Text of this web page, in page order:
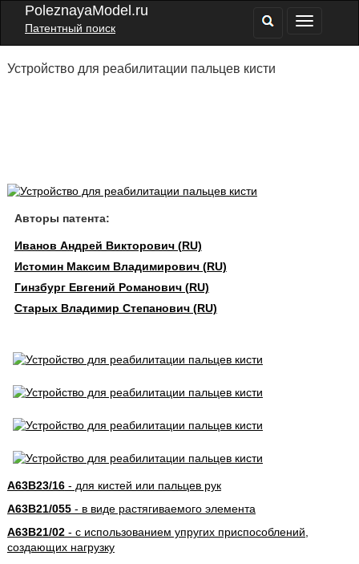
PoleznayaModel.ru
Патентный поиск
Устройство для реабилитации пальцев кисти
Авторы патента:
Иванов Андрей Викторович (RU)
Истомин Максим Владимирович (RU)
Гинзбург Евгений Романович (RU)
Старых Владимир Степанович (RU)
A63B23/16- для кистей или пальцев рук
A63B21/055- в виде растягиваемого элемента
A63B21/02- с использованием упругих приспособлений,
создающих нагрузку